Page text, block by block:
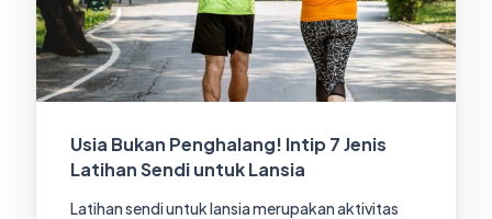
Usia Bukan Penghalang! Intip 7 Jenis
Latihan Sendi untuk Lansia
Latihan sendi untuk lansia merupakan aktivitas